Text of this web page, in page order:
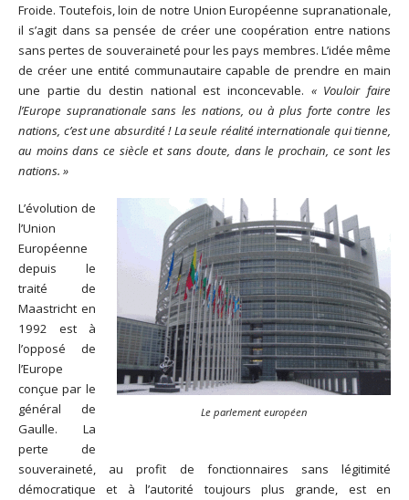
Froide. Toutefois, loin de notre Union Européenne supranationale,
il s’agit dans sa pensée de créer une coopération entre nations
sans pertes de souveraineté pour les pays membres. L’idée même
de créer une entité communautaire capable de prendre en main
une partie du destin national est inconcevable. « Vouloir faire
l’Europe supranationale sans les nations, ou à plus forte contre les
nations, c’est une absurdité ! La seule réalité internationale qui tienne,
au moins dans ce siècle et sans doute, dans le prochain, ce sont les
nations. »
Le parlement européen
L’évolution de
l’Union
Européenne
depuis le
traité de
Maastricht en
1992 est à
l’opposé de
l’Europe
conçue par le
général de
Gaulle. La
perte de
souveraineté, au profit de fonctionnaires sans légitimité
démocratique et à l’autorité toujours plus grande, est en